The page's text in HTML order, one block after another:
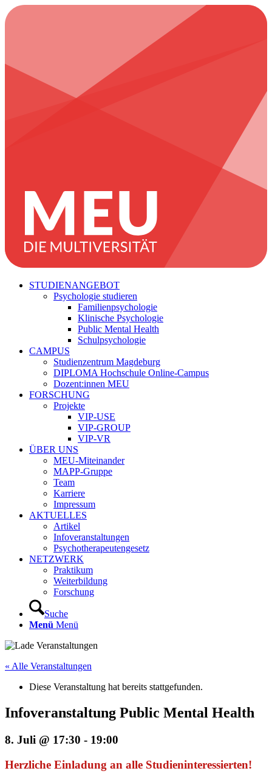
STUDIENANGEBOT
Psychologie studieren
Familienpsychologie
Klinische Psychologie
Public Mental Health
Schulpsychologie
CAMPUS
Studienzentrum Magdeburg
DIPLOMA Hochschule Online-Campus
Dozent:innen MEU
FORSCHUNG
Projekte
VIP-USE
VIP-GROUP
VIP-VR
ÜBER UNS
MEU-Miteinander
MAPP-Gruppe
Team
Karriere
Impressum
AKTUELLES
Artikel
Infoveranstaltungen
Psychotherapeutengesetz
NETZWERK
Praktikum
Weiterbildung
Forschung
Suche
Menü Menü
« Alle Veranstaltungen
Diese Veranstaltung hat bereits stattgefunden.
Infoveranstaltung Public Mental Health
8. Juli @ 17:30 - 19:00
Herzliche Einladung an alle Studieninteressierten!